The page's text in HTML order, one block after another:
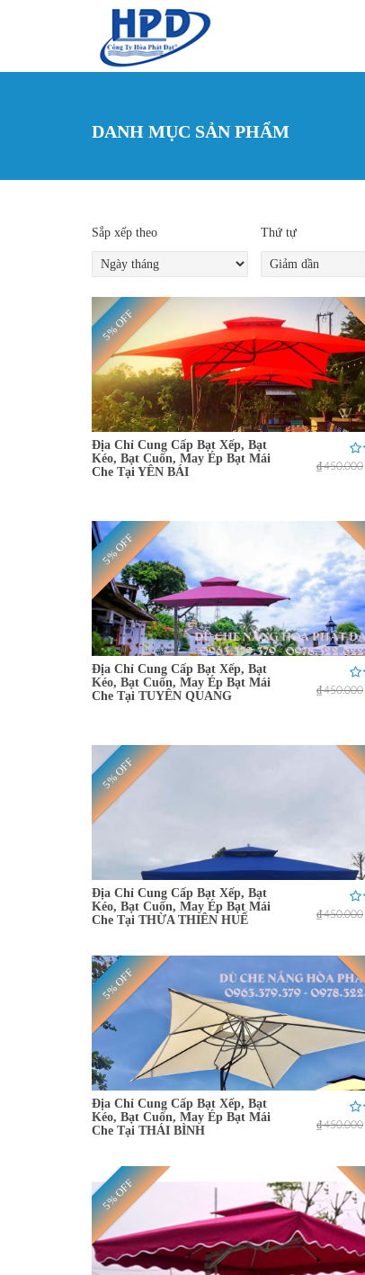
DANH MỤC SẢN PHẨM
Sắp xếp theo Thứ tự
5% OFF
Địa Chỉ Cung Cấp Bạt Xếp, Bạt
Kéo, Bạt Cuốn, May Ép Bạt Mái
Che Tại YÊN BÁI
₫ 450.000
5% OFF
Địa Chỉ Cung Cấp Bạt Xếp, Bạt
Kéo, Bạt Cuốn, May Ép Bạt Mái
Che Tại TUYÊN QUANG
₫ 450.000
5% OFF
Địa Chỉ Cung Cấp Bạt Xếp, Bạt
Kéo, Bạt Cuốn, May Ép Bạt Mái
Che Tại THỪA THIÊN HUẾ
₫ 450.000
5% OFF
Địa Chỉ Cung Cấp Bạt Xếp, Bạt
Kéo, Bạt Cuốn, May Ép Bạt Mái
Che Tại THÁI BÌNH
₫ 450.000
5% OFF